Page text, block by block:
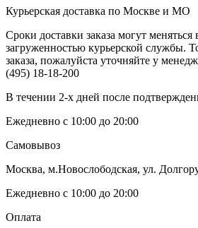
Курьерская доставка по Москве и МО
Сроки доставки заказа могут меняться
загруженностью курьерской службы.
заказа, пожалуйста уточняйте у
(495) 18-18-200
В течении 2-х дней после
Ежедневно с 10:00 до 20:00
Самовывоз
Москва, м.Новослободская, ул.
Ежедневно с 10:00 до 20:00
Оплата